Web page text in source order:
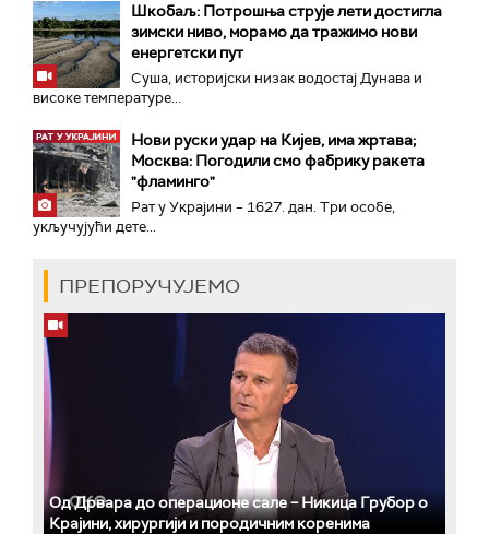
Шкобаљ: Потрошња струје лети достигла
зимски ниво, морамо да тражимо нови
енергетски пут
Суша, историјски низак водостај Дунава и
високе температуре...
Нови руски удар на Кијев, има жртава;
Москва: Погодили смо фабрику ракета
"фламинго"
Рат у Украјини – 1627. дан. Три особе,
укључујући дете...
ПРЕПОРУЧУЈЕМО
Од Дрвара до операционе сале – Никица Грубор о
Крајини, хирургији и породичним коренима